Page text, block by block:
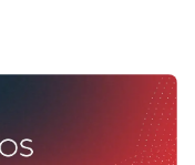
o que ela está